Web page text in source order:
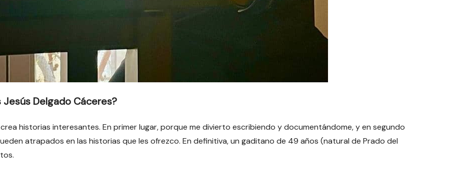
Delgado Cáceres?
historias interesantes. En primer lugar, porque me divierto escribiendo y documentándome, y en segundo
atrapados en las historias que les ofrezco. En definitiva, un gaditano de 49 años (natural de Prado del